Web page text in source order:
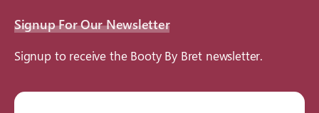
Signup For Our Newsletter
Signup to receive the Booty By Bret newsletter.